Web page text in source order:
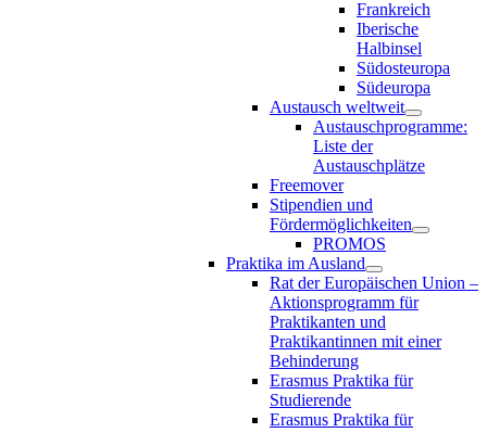
Frankreich
Iberische
Halbinsel
Südosteuropa
Südeuropa
Austausch weltweit
Austauschprogramme:
Liste der
Austauschplätze
Freemover
Stipendien und
Fördermöglichkeiten
PROMOS
Praktika im Ausland
Rat der Europäischen Union –
Aktionsprogramm für
Praktikanten und
Praktikantinnen mit einer
Behinderung
Erasmus Praktika für
Studierende
Erasmus Praktika für